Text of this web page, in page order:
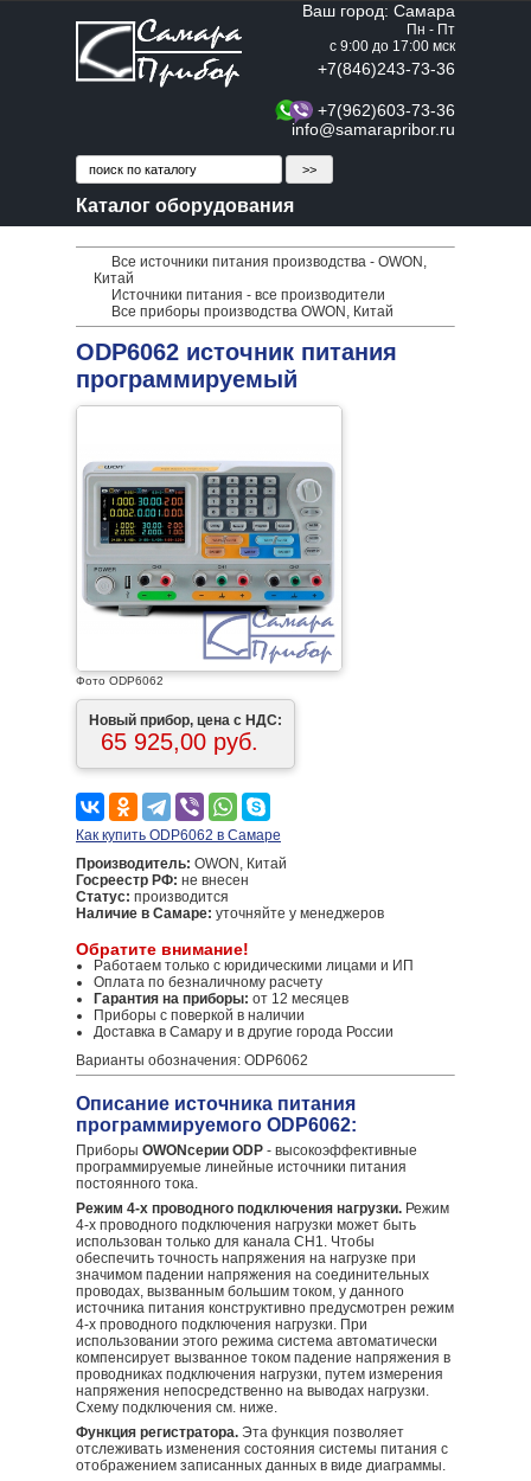
Ваш город: Самара
Пн - Пт
с 9:00 до 17:00 мск
+7(846)243-73-36
+7(962)603-73-36
info@samarapribor.ru
Каталог оборудования
Все источники питания производства - OWON,
Китай
Источники питания - все производители
Все приборы производства OWON, Китай
ODP6062 источник питания
программируемый
Фото ODP6062
Новый прибор, цена с НДС:
65 925,00 руб.
Как купить ODP6062 в Самаре
Производитель: OWON, Китай
Госреестр РФ: не внесен
Статус: производится
Наличие в Самаре: уточняйте у менеджеров
Обратите внимание!
Работаем только с юридическими лицами и ИП
Оплата по безналичному расчету
Гарантия на приборы: от 12 месяцев
Приборы с поверкой в наличии
Доставка в Самару и в другие города России
Варианты обозначения: ODP6062
Описание источника питания
программируемого ODP6062:
Приборы OWONсерии ODP - высокоэффективные
программируемые линейные источники питания
постоянного тока.
Режим 4-х проводного подключения нагрузки. Режим
4-х проводного подключения нагрузки может быть
использован только для канала CH1. Чтобы
обеспечить точность напряжения на нагрузке при
значимом падении напряжения на соединительных
проводах, вызванным большим током, у данного
источника питания конструктивно предусмотрен режим
4-х проводного подключения нагрузки. При
использовании этого режима система автоматически
компенсирует вызванное током падение напряжения в
проводниках подключения нагрузки, путем измерения
напряжения непосредственно на выводах нагрузки.
Схему подключения см. ниже.
Функция регистратора. Эта функция позволяет
отслеживать изменения состояния системы питания с
отображением записанных данных в виде диаграммы.